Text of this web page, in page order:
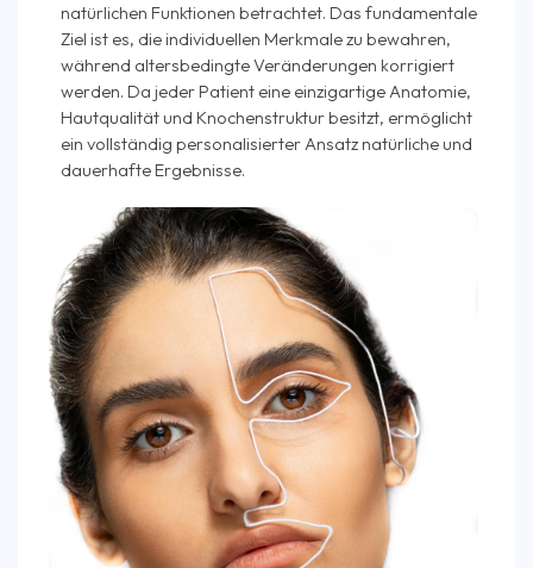
natürlichen Funktionen betrachtet. Das fundamentale
Ziel ist es, die individuellen Merkmale zu bewahren,
während altersbedingte Veränderungen korrigiert
werden. Da jeder Patient eine einzigartige Anatomie,
Hautqualität und Knochenstruktur besitzt, ermöglicht
ein vollständig personalisierter Ansatz natürliche und
dauerhafte Ergebnisse.